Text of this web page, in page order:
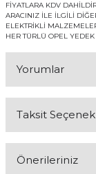
FİYATLARA KDV
ARACINIZ İLE İLGİLİ
ELEKTRİKLİ
HER TÜRLÜ OPEL
Yorumlar
Taksit
Önerileriniz